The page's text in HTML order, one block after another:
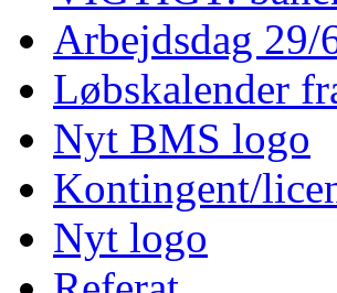
Arbejdsdag 29/
Løbskalender
Nyt BMS logo
Kontingent/
Nyt logo